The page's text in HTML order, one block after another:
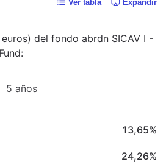
Ver tabla Expandir
del fondo abrdn SICAV I -
5 años
13,65%
24,26%